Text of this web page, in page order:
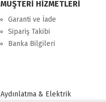
MÜŞTERİ HİZMETLERİ
Garanti ve İade
Sipariş Takibi
Banka Bilgileri
& Elektrik